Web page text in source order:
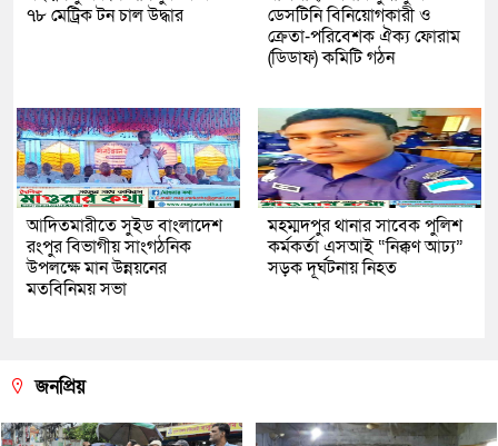
৭৮ মেট্রিক টন চাল উদ্ধার
ডেসটিনি বিনিয়োগকারী ও
ক্রেতা-পরিবেশক ঐক্য ফোরাম
(ডিডাফ) কমিটি গঠন
আদিতমারীতে সুইড বাংলাদেশ
রংপুর বিভাগীয় সাংগঠনিক
উপলক্ষে মান উন্নয়নের
মতবিনিময় সভা
মহম্মদপুর থানার সাবেক পুলিশ
কর্মকর্তা এসআই “নিক্কণ আঢ্য”
সড়ক দূর্ঘটনায় নিহত
জনপ্রিয়